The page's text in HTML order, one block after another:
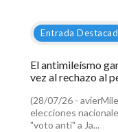
Entrada
El antimileísmo
vez al rechazo al
(28/07/26 -
elecciones
"voto anti" a Ja...